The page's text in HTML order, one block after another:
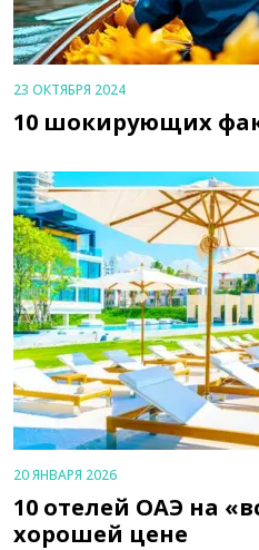
23 ОКТЯБРЯ 2024
10 шокирующих
20 ЯНВАРЯ 2026
10 отелей ОАЭ на
хорошей цене